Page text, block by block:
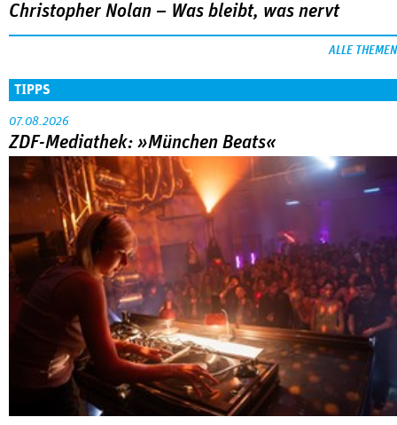
Christopher Nolan – Was bleibt, was nervt
ALLE THEMEN
TIPPS
07.08.2026
ZDF-Mediathek: »München Beats«